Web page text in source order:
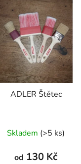
ADLER Štětec
Skladem (>5 ks)
od 130 Kč